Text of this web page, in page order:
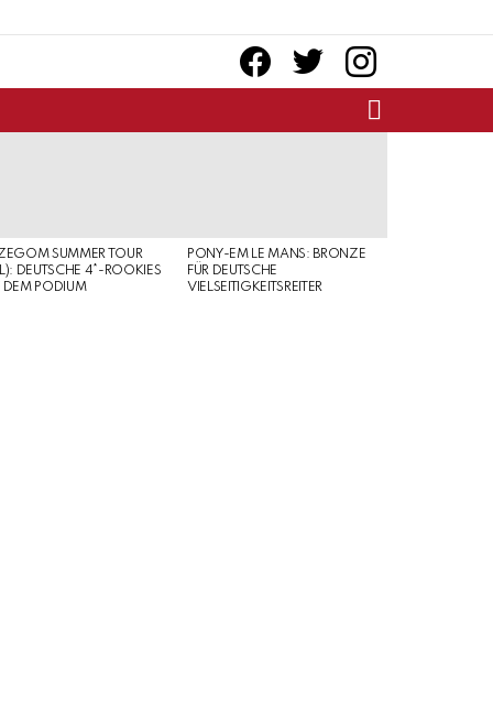
facebooktwitter instagram
SUMMER TOUR
DEUTSCHE 4*-ROOKIES
DEM PODIUM
PONY-EM LE MANS: BRONZE
FÜR DEUTSCHE
VIELSEITIGKEITSREITER